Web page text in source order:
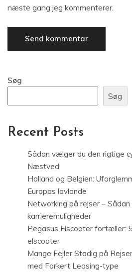
næste gang jeg kommenterer.
Søg
Søg
Recent Posts
Sådan vælger du den rigtige
Næstved
Holland og Belgien:
Europas lavlande
Networking på rejser –
karrieremuligheder
Pegasus Elscooter fortæller:
elscooter
Mange Fejler Stadig på
med Forkert Leasing-type